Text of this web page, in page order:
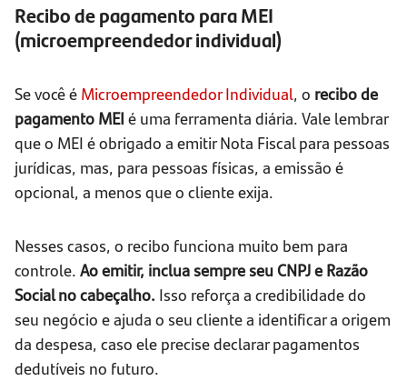
Recibo de pagamento para MEI
(microempreendedor individual)
Se você é Microempreendedor Individual, o recibo de
pagamento MEI é uma ferramenta diária. Vale lembrar
que o MEI é obrigado a emitir Nota Fiscal para pessoas
jurídicas, mas, para pessoas físicas, a emissão é
opcional, a menos que o cliente exija.
Nesses casos, o recibo funciona muito bem para
controle. Ao emitir, inclua sempre seu CNPJ e Razão
Social no cabeçalho. Isso reforça a credibilidade do
seu negócio e ajuda o seu cliente a identificar a origem
da despesa, caso ele precise declarar pagamentos
dedutíveis no futuro.